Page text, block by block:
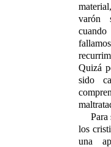
varón
Quizá
sido
Para
los
una